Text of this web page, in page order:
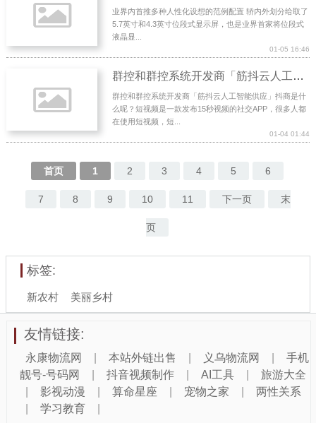
业界内首推多种人性化设想的范例配置 轿内外划分给取了
5.7英寸和4.3英寸位段式显示屏，也是业界首家将位段式
液晶显...
01-05 16:46
群控和群控系统开发商「筋抖云人工智能供应」
群控和群控系统开发商「筋抖云人工智能供应」抖商是什
么呢？短视频是一款发布15秒视频的社交APP，很多人都
在使用短视频，短...
01-04 01:44
首页 1 2 3 4 5 6
7 8 9 10 11 下一页 末
页
标签:
新农村 美丽乡村
友情链接:
永康物流网 本站外链出售 义乌物流网
手机
靓号-号码网
抖音视频制作 AI工具
旅游大全
影视动漫 算命星座 宠物之家
两性关系
学习教育